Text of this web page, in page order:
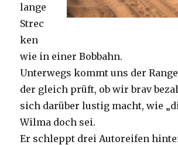
lange
Strec
ken
wie in einer Bobbahn.
Unterwegs kommt uns der
der gleich prüft, ob wir brav
sich darüber lustig macht, wie
Wilma doch sei.
Er schleppt drei Autoreifen